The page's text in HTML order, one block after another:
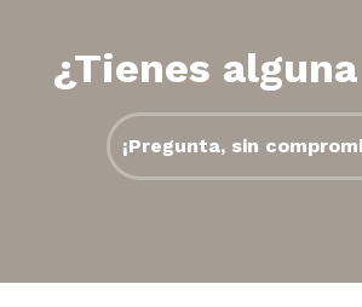
¿Tienes
¡Pregunta, sin